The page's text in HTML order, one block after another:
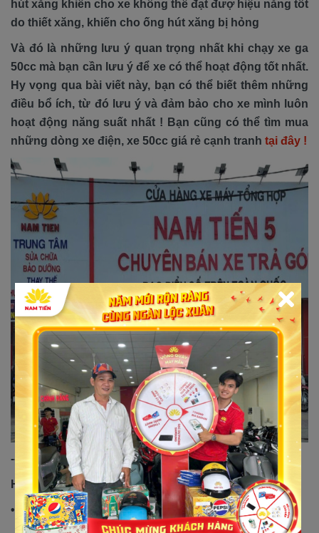
hút xăng khiến cho xe không thể đạt đượ hiệu năng tốt
do thiết xăng, khiến cho ống hút xăng bị hỏng
Và đó là những lưu ý quan trọng nhất khi chạy xe ga
50cc mà bạn cần lưu ý để xe có thể hoạt động tốt nhất.
Hy vọng qua bài viết này, bạn có thể biết thêm những
điều bổ ích, từ đó lưu ý và đảm bảo cho xe mình luôn
hoạt động năng suất nhất ! Bạn cũng có thể tìm mua
những dòng xe điện, xe 50cc giá rẻ cạnh tranh tại đây !
----------------------------------------------------------------------
Hệ Thống Xe Máy Nam Tiến
• Bảo hành 3 năm hoặc 30.000km.